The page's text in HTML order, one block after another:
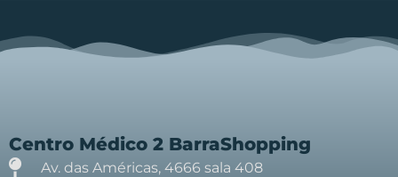
Centro Médico 2 BarraShopping
Av. das Américas, 4666 sala 408